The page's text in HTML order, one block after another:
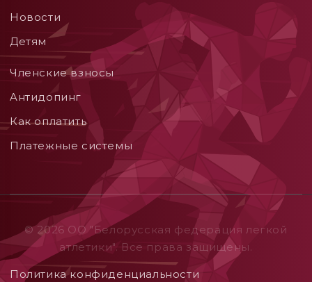
Новости
Детям
Членские взносы
Aнтидопинг
Как оплатить
Платежные системы
© 2026 ОO "Белорусская федерация легкой
атлетики". Все права защищены.
Политика конфиденциальности